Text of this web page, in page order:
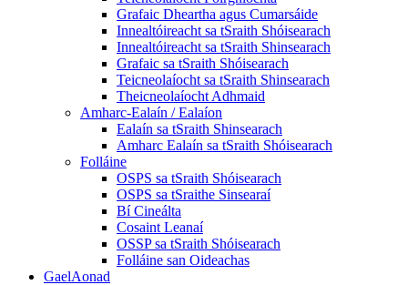
Grafaic Dheartha agus Cumarsáide
Innealtóireacht sa tSraith Shóisearach
Innealtóireacht sa tSraith Shinsearach
Grafaic sa tSraith Shóisearach
Teicneolaíocht sa tSraith Shinsearach
Theicneolaíocht Adhmaid
Amharc-Ealaín / Ealaíon
Ealaín sa tSraith Shinsearach
Amharc Ealaín sa tSraith Shóisearach
Folláine
OSPS sa tSraith Shóisearach
OSPS sa tSraithe Sinsearaí
Bí Cineálta
Cosaint Leanaí
OSSP sa tSraith Shóisearach
Folláine san Oideachas
GaelAonad